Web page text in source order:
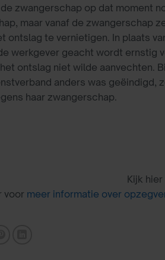
zwangerschap op dat moment
maar vanaf de zwangerschap
ontslag te vernietigen. In plaats
werkgever geacht wordt ernstig
ontslag niet wilde aanvechten.
anders was geëindigd,
haar zwangerschap.
Kijk hier
voor meer informatie over